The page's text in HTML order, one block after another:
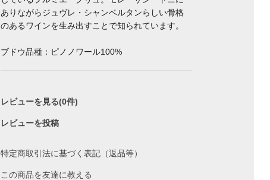
ありながらジュヴレ・シャンベルタンらしい骨格
のあるワインを生み出すことで知られています。
ブドウ品種：ピノノワール100%
レビューを見る(0件)
レビューを投稿
特定商取引法に基づく表記（返品等）
この商品を友達に教える